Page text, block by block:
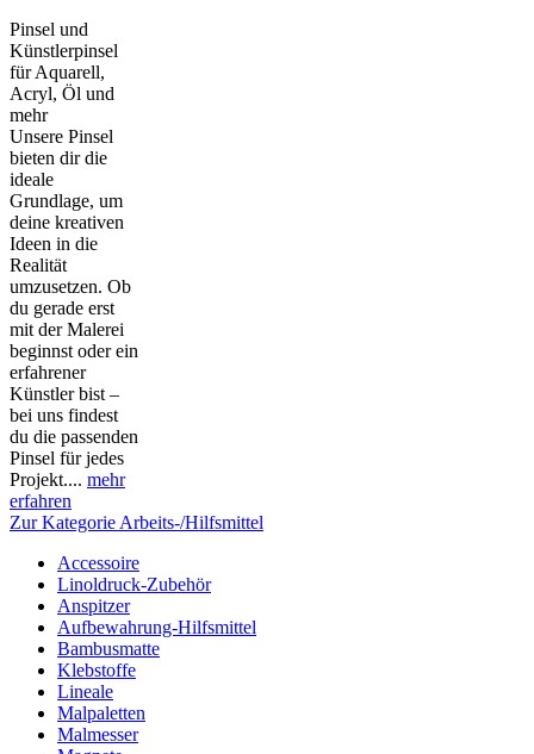
Pinsel und
Künstlerpinsel
für Aquarell,
Acryl, Öl und
mehr
Unsere Pinsel
bieten dir die
ideale
Grundlage, um
deine kreativen
Ideen in die
Realität
umzusetzen. Ob
du gerade erst
mit der Malerei
beginnst oder ein
erfahrener
Künstler bist –
bei uns findest
du die passenden
Pinsel für jedes
Projekt.... mehr
erfahren
Zur Kategorie Arbeits-/Hilfsmittel
Accessoire
Linoldruck-Zubehör
Anspitzer
Aufbewahrung-Hilfsmittel
Bambusmatte
Klebstoffe
Lineale
Malpaletten
Malmesser